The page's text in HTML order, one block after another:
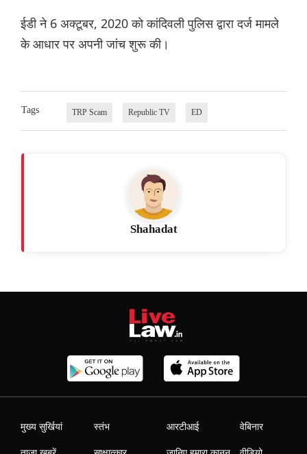
ईडी ने 6 अक्टूबर, 2020 को कांदिवली पुलिस द्वारा दर्ज मामले
के आधार पर अपनी जांच शुरू की।
Tags TRP Scam Republic TV ED
Shahadat
मुख्य सुर्खियां स्तंभ आरटीआई वेबिनार